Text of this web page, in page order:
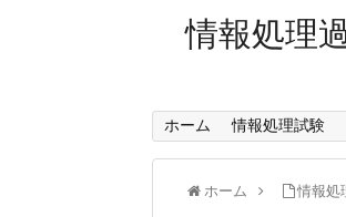
情報処理
ホーム 情報処理試験
ホーム 情報処